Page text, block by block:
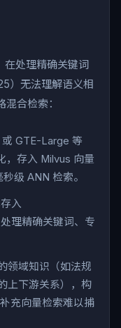
在处理精确关键词
）无法理解语义相
合检索：
GTE-Large 等
，存入 Milvus 向量
级 ANN 检索。
入
理精确关键词、专
域知识（如法规
上下游关系），构
充向量检索难以捕